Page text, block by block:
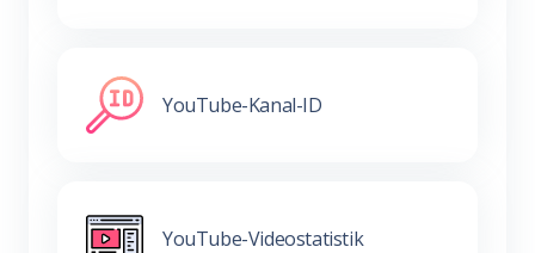
YouTube-Kanal-ID
YouTube-Videostatistik